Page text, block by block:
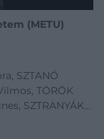
(METU)
SZTANÓ
TÖRÖK
SZTRANYÁK